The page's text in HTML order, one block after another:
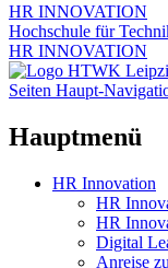
HR INNOVATION
Hochschule für
HR INNOVATION
Seiten Haupt-
Hauptmenü
HR Innovation
HR
HR
Digital
Anreise